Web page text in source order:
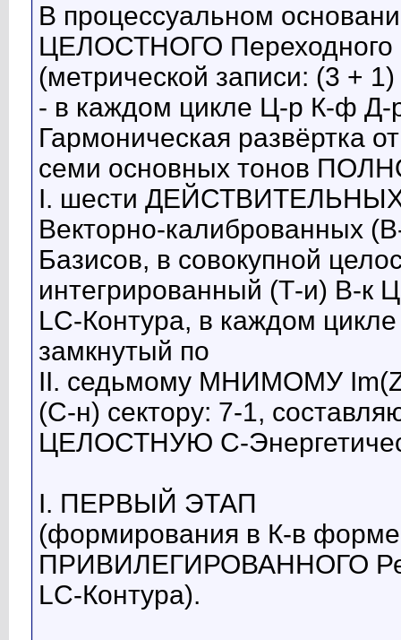
В процессуальном
ЦЕЛОСТНОГО Переходного
(метрической записи: (3 +
- в каждом цикле Ц-р К-ф
Гармоническая развёртка
семи основных тонов
I. шести
Векторно-калиброванных
Базисов, в совокупной
интегрированный (Т-и) В-
LC-Контура, в каждом
замкнутый по
II. седьмому МНИМОМУ
(С-н) сектору: 7-1,
ЦЕЛОСТНУЮ С-
I. ПЕРВЫЙ ЭТАП
(формирования в К-в
ПРИВИЛЕГИРОВАННОГО
LC-Контура).